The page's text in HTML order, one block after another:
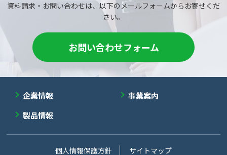
資料請求・お問い合わせは、以下のメールフォームからお寄せくだ
さい。
お問い合わせフォーム
企業情報
事業案内
製品情報
個人情報保護方針 サイトマップ